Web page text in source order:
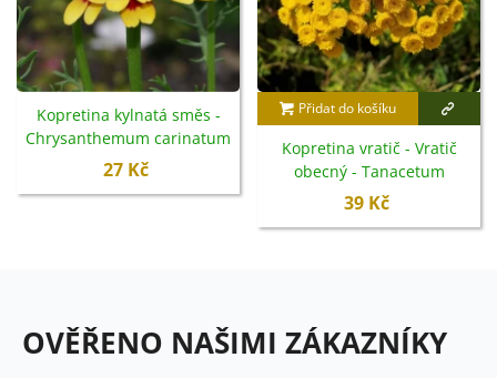
Kopretina kylnatá směs -
Chrysanthemum carinatum
mix - semena - 100 ks
27 Kč
Přidat do košíku
Kopretina vratič - Vratič
obecný - Tanacetum
vulgare - semena - 0,4 g
39 Kč
OVĚŘENO NAŠIMI ZÁKAZNÍKY